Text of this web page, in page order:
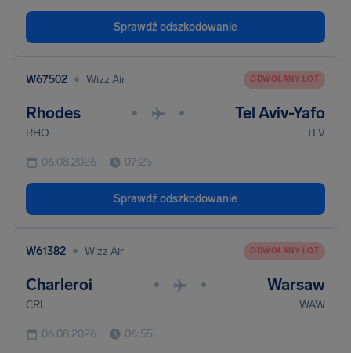
Sprawdź odszkodowanie
W67502 • Wizz Air ODWOŁANY LOT
Rhodes • • Tel Aviv-Yafo
RHO TLV
06.08.2026 07:25
Sprawdź odszkodowanie
W61382 • Wizz Air ODWOŁANY LOT
Charleroi • • Warsaw
CRL WAW
06.08.2026 06:55